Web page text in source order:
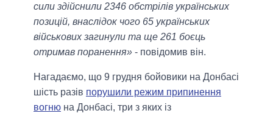
сили здійснили 2346 обстрілів українських
позицій, внаслідок чого 65 українських
військових загинули та ще 261 боєць
отримав поранення» - повідомив він.
Нагадаємо, що 9 грудня бойовики на Донбасі
шість разів порушили режим припинення
вогню на Донбасі, три з яких із